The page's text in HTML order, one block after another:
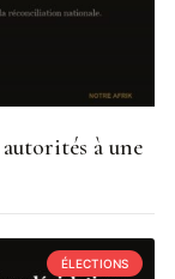
à une
ÉLECTIONS